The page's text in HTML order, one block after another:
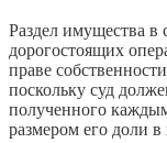
Раздел имущества в
дорогостоящих
праве
поскольку суд
полученного каждым
размером его доли